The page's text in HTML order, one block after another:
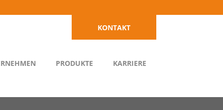
PRODUKTE KARRIERE
KONTAKT